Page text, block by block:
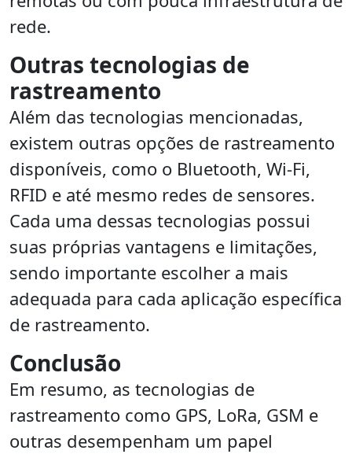
rede.
Outras tecnologias de
rastreamento
Além das tecnologias mencionadas,
existem outras opções de rastreamento
disponíveis, como o Bluetooth, Wi-Fi,
RFID e até mesmo redes de sensores.
Cada uma dessas tecnologias possui
suas próprias vantagens e limitações,
sendo importante escolher a mais
adequada para cada aplicação específica
de rastreamento.
Conclusão
Em resumo, as tecnologias de
rastreamento como GPS, LoRa, GSM e
outras desempenham um papel